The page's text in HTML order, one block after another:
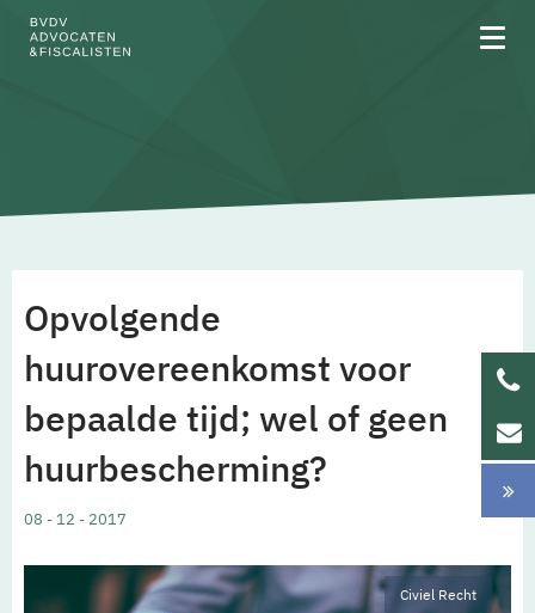
Werken bij
Updates
Opvolgende
huurovereenkomst voor
bepaalde tijd; wel of geen
huurbescherming?
08 - 12 - 2017
Civiel Recht